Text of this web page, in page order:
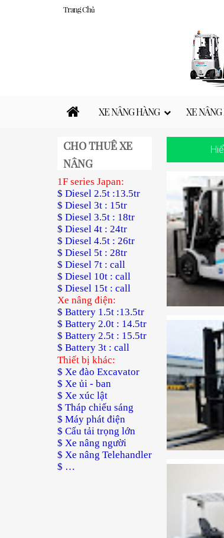
Trang Chủ
XE NÂNG HÀNG XE
CHO THUÊ XE
NÂNG
1F series Japan:
$ Diesel 2.5t :13.5tr
$ Diesel 3t : 15tr
$ Diesel 3.5t : 18tr
$ Diesel 4t : 24tr
$ Diesel 4.5t : 26tr
$ Diesel 5t : 28tr
$ Diesel 7t : call
$ Diesel 10t : call
$ Diesel 15t : call
Xe nâng điện:
$ Battery 1.5t :13.5tr
$ Battery 2.0t : 14.5tr
$ Battery 2.5t : 15.5tr
$ Battery 3t : call
Thiết bị khác:
$ Xe đào Excavator
$ Xe ủi - ban
$ Xe xúc lật
$ Tháp chiếu sáng
$ Máy phát điện
$ Cẩu tải trọng lớn
$ Xe nâng người
$ Xe nâng Telehandler
$ …